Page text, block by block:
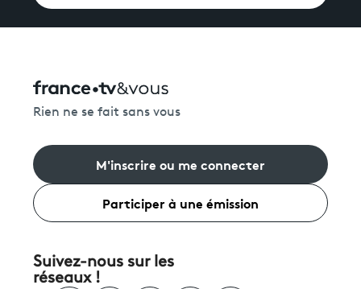
Rien ne se fait sans vous
M'inscrire ou me connecter
Participer à une émission
Suivez-nous sur les
réseaux !